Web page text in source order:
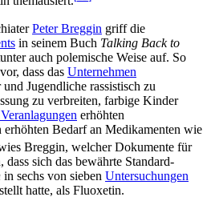
Peter Breggin griff die
in seinem Buch Talking Back to
auch polemische Weise auf. So
dass das Unternehmen
Jugendliche rassistisch zu
zu verbreiten, farbige Kinder
erhöhten
erhöhten Bedarf an Medikamenten wie
Breggin, welcher Dokumente für
sich das bewährte Standard-
in sechs von sieben Untersuchungen
hatte, als Fluoxetin.